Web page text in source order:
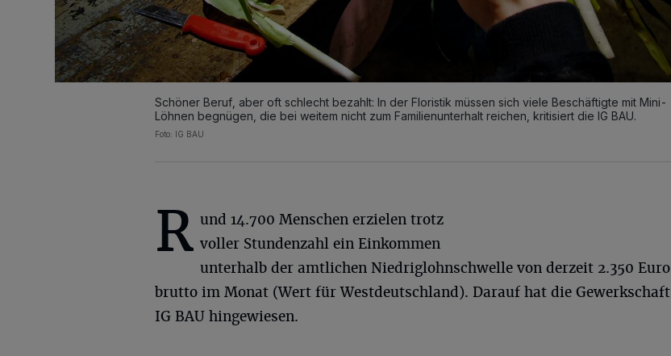
Schöner Beruf, aber oft schlecht bezahlt: In der Floristik müssen sich viele Beschäftigte mit Mini-
Löhnen begnügen, die bei weitem nicht zum Familienunterhalt reichen, kritisiert die IG BAU.
Foto: IG BAU
R und 14.700 Menschen erzielen trotz
voller Stundenzahl ein Einkommen
unterhalb der amtlichen Niedriglohnschwelle von derzeit 2.350 Euro
brutto im Monat (Wert für Westdeutschland). Darauf hat die Gewerkschaft
IG BAU hingewiesen.